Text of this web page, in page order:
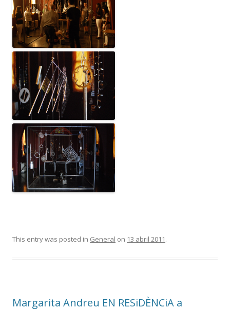
This entry was posted in General on 13 abril 2011.
Margarita Andreu EN RESiDÈNCiA a